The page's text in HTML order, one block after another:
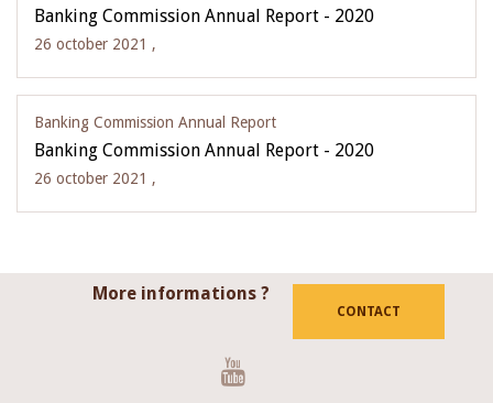
Banking Commission Annual Report - 2020
26 october 2021 ,
Banking Commission Annual Report
Banking Commission Annual Report - 2020
26 october 2021 ,
More informations ?
CONTACT